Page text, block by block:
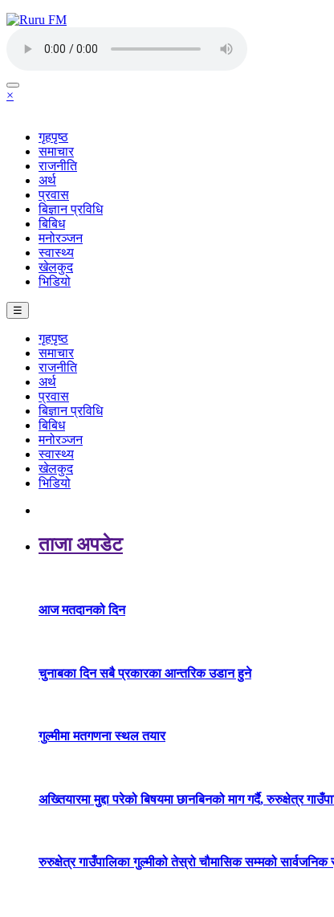
×
गृहपृष्ठ
समाचार
राजनीति
अर्थ
प्रवास
बिज्ञान प्रविधि
बिबिध
मनोरञ्जन
स्वास्थ्य
खेलकुद
भिडियो
☰
गृहपृष्ठ
समाचार
राजनीति
अर्थ
प्रवास
बिज्ञान प्रविधि
बिबिध
मनोरञ्जन
स्वास्थ्य
खेलकुद
भिडियो
ताजा अपडेट
आज मतदानको दिन
चुनाबका दिन सबै प्रकारका आन्तरिक उडान हुने
गुल्मीमा मतगणना स्थल तयार
अख्तियारमा मुद्दा परेको बिषयमा छानबिनको माग गर्दै, रुरुक्षेत्र
रुरुक्षेत्र गाउँपालिका गुल्मीको तेस्रो चौमासिक सम्मको सार्वजनिक